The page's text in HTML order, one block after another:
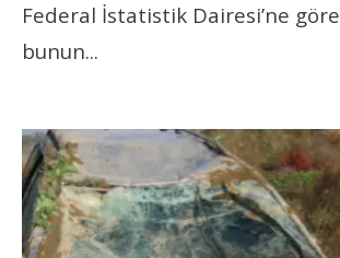
Federal İstatistik Dairesi’ne göre
bunun...